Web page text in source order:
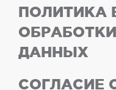
ПОЛИТИКА
ДАННЫХ
СОГЛАСИЕ